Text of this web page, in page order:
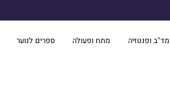
מד"ב ופנטזיה מתח ופעולה ספרים לנוער